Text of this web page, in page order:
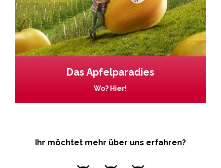
Das Apfelparadies
Wo? Hier!
Ihr möchtet mehr über uns erfahren?